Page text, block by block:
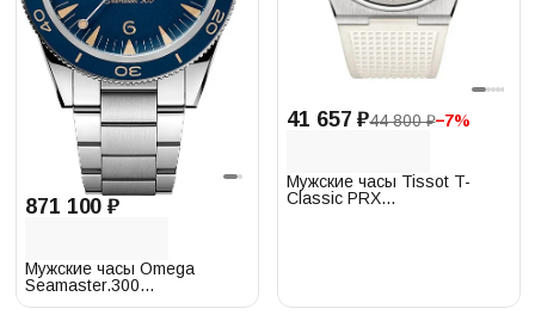
871 100 ₽
Мужские часы Omega
Seamaster.300
234.30.41.21.03.001
41 657 ₽44 800 ₽−7%
Мужские часы Tissot T-
Classic PRX